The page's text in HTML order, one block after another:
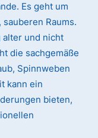
Es geht um
Raums.
alter und nicht
die sachgemäße
Spinnweben
kann ein
bieten,